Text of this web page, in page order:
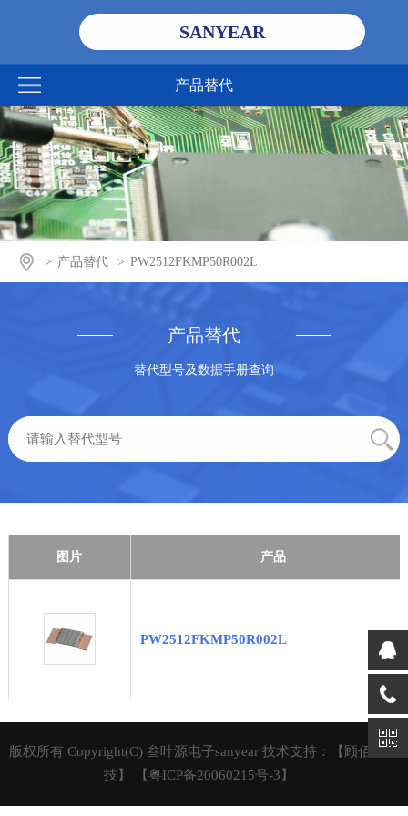
SANYEAR
产品替代
> 产品替代 > PW2512FKMP50R002L
产品替代
替代型号及数据手册查询
图片 产品
PW2512FKMP50R002L
版权所有 Copyright(C) 叁叶源电子sanyear 技术支持：【顾佰特科
技】
【粤ICP备20060215号-3】